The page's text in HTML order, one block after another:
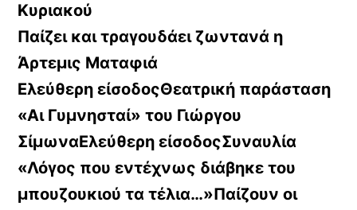
Κυριακού
Παίζει και τραγουδάει ζωντανά η
Άρτεμις Ματαφιά
Ελεύθερη είσοδοςΘεατρική παράσταση
«Αι Γυμνησταί» του Γιώργου
ΣίμωναΕλεύθερη είσοδοςΣυναυλία
«Λόγος που εντέχνως διάβηκε του
μπουζουκιού τα τέλια…»Παίζουν οι